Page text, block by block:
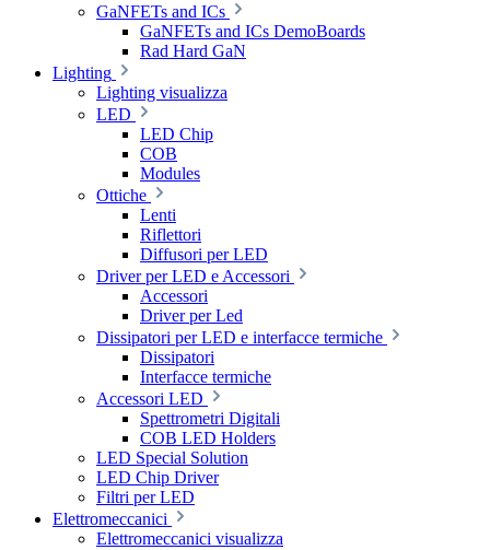
GaNFETs and ICs
GaNFETs and ICs DemoBoards
Rad Hard GaN
Lighting
Lighting visualizza
LED
LED Chip
COB
Modules
Ottiche
Lenti
Riflettori
Diffusori per LED
Driver per LED e Accessori
Accessori
Driver per Led
Dissipatori per LED e interfacce termiche
Dissipatori
Interfacce termiche
Accessori LED
Spettrometri Digitali
COB LED Holders
LED Special Solution
LED Chip Driver
Filtri per LED
Elettromeccanici
Elettromeccanici visualizza